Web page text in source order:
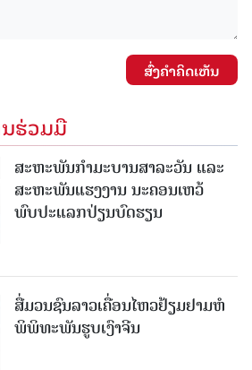
ສົ່ງຄໍາຄິດເຫັນ
ຮ່ວມມື
ສະຫະພັນກໍາມະບານສາລະວັນ ແລະ
ສະຫະພັນແຮງງານ ນະຄອນເຫວ້
ພົບປະແລກປ່ຽນບົດຮຽນ
ສື່ມວນຊົນລາວເຄື່ອນໄຫວຢ້ຽມຢາມຫໍ
ພິພິທະພັນຮູບເງົາຈີນ